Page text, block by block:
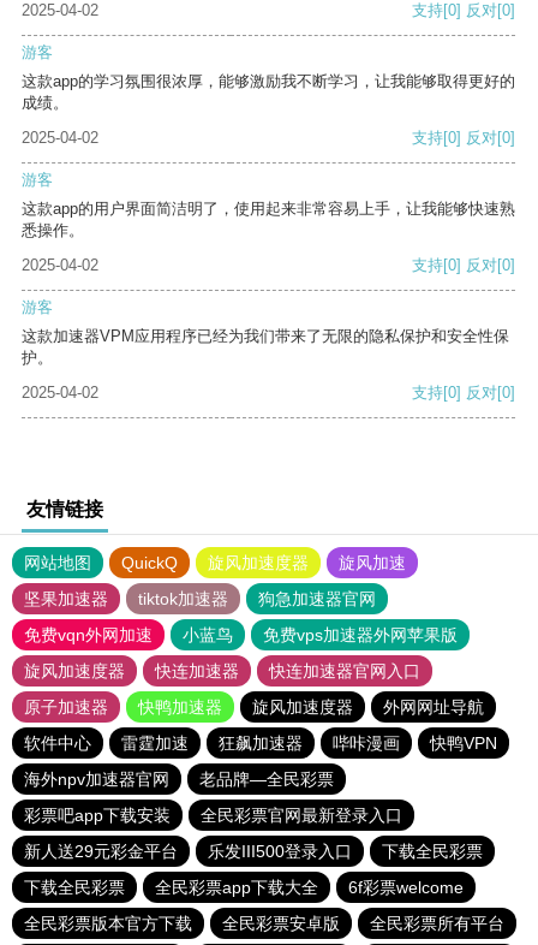
2025-04-02 支持[0] 反对[0]
游客
这款app的学习氛围很浓厚，能够激励我不断学习，让我能够取得更好的
成绩。
2025-04-02
支持[0] 反对[0]
游客
这款app的用户界面简洁明了，使用起来非常容易上手，让我能够快速熟
悉操作。
2025-04-02
支持[0] 反对[0]
游客
这款加速器VPM应用程序已经为我们带来了无限的隐私保护和安全性保
护。
2025-04-02
支持[0] 反对[0]
友情链接
网站地图 QuickQ 旋风加速度器
旋风加速
坚果加速器
tiktok加速器
狗急加速器官网
免费vqn外网加速
小蓝鸟
免费vps加速器外网苹果版
旋风加速度器
快连加速器
快连加速器官网入口
原子加速器
快鸭加速器 旋风加速度器
外网网址导航
软件中心
雷霆加速 狂飙加速器 哔咔漫画
快鸭VPN
海外npv加速器官网
老品牌—全民彩票
彩票吧app下载安装
全民彩票官网最新登录入口
新人送29元彩金平台
乐发III500登录入口
下载全民彩票
下载全民彩票
全民彩票app下载大全
6f彩票welcome
全民彩票版本官方下载
全民彩票安卓版 全民彩票所有平台